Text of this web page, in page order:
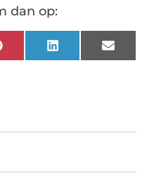
dan op:
Pinterest LinkedIn Email